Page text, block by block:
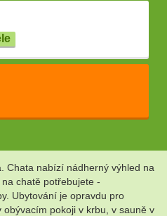
Chata nabízí nádherný výhled na
chatě potřebujete -
Ubytování je opravdu pro
pokoji v krbu, v sauně v